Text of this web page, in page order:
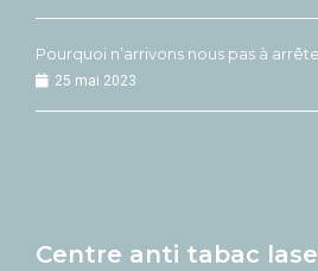
Pourquoi n’arrivons nous pas à
25 mai 2023
Centre anti tabac